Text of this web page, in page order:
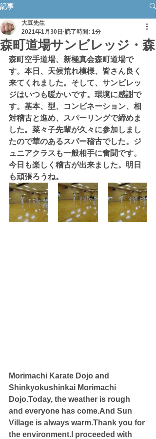
記事
森町道場サンビレッジ・森
大豆先生
2021年1月30日 読了時間: 1分
森町空手道場、新極真会森町道場で
す。本日、天候荒れ模様、皆さん良く
来てくれました。そして、サンビレッ
ジはいつも暖かいです。環境に感謝で
す。基本、型、コンビネーション、相
対稽古と進め、スパーリングで締めま
した。菜々子先輩が久々に参加しまし
たので華のあるスパー稽古でした。ジ
ュニアクラスも一般相手に奮闘です。
今日も楽しく稽古が出来ました。明日
も頑張ろうね。
Morimachi Karate Dojo and
Shinkyokushinkai Morimachi
Dojo.Today, the weather is rough
and everyone has come.And Sun
Village is always warm.Thank you for
the environment.I proceeded with